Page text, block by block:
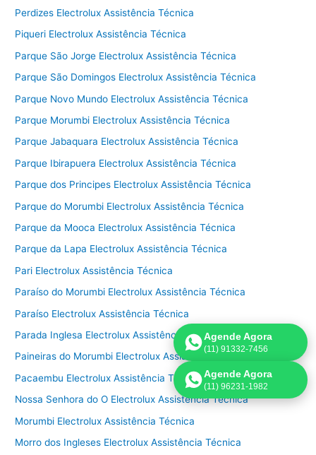
Perdizes Electrolux Assistência Técnica
Piqueri Electrolux Assistência Técnica
Parque São Jorge Electrolux Assistência Técnica
Parque São Domingos Electrolux Assistência Técnica
Parque Novo Mundo Electrolux Assistência Técnica
Parque Morumbi Electrolux Assistência Técnica
Parque Jabaquara Electrolux Assistência Técnica
Parque Ibirapuera Electrolux Assistência Técnica
Parque dos Principes Electrolux Assistência Técnica
Parque do Morumbi Electrolux Assistência Técnica
Parque da Mooca Electrolux Assistência Técnica
Parque da Lapa Electrolux Assistência Técnica
Pari Electrolux Assistência Técnica
Paraíso do Morumbi Electrolux Assistência Técnica
Paraíso Electrolux Assistência Técnica
Parada Inglesa Electrolux Assistência Técnica
Paineiras do Morumbi Electrolux Assistência Técnica
Pacaembu Electrolux Assistência Técnica
Nossa Senhora do O Electrolux Assistência Técnica
Morumbi Electrolux Assistência Técnica
Morro dos Ingleses Electrolux Assistência Técnica
Agende Agora
(11) 91332-7456
Agende Agora
(11) 96231-1982